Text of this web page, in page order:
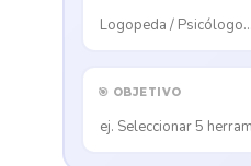
🎯 OBJETIVO